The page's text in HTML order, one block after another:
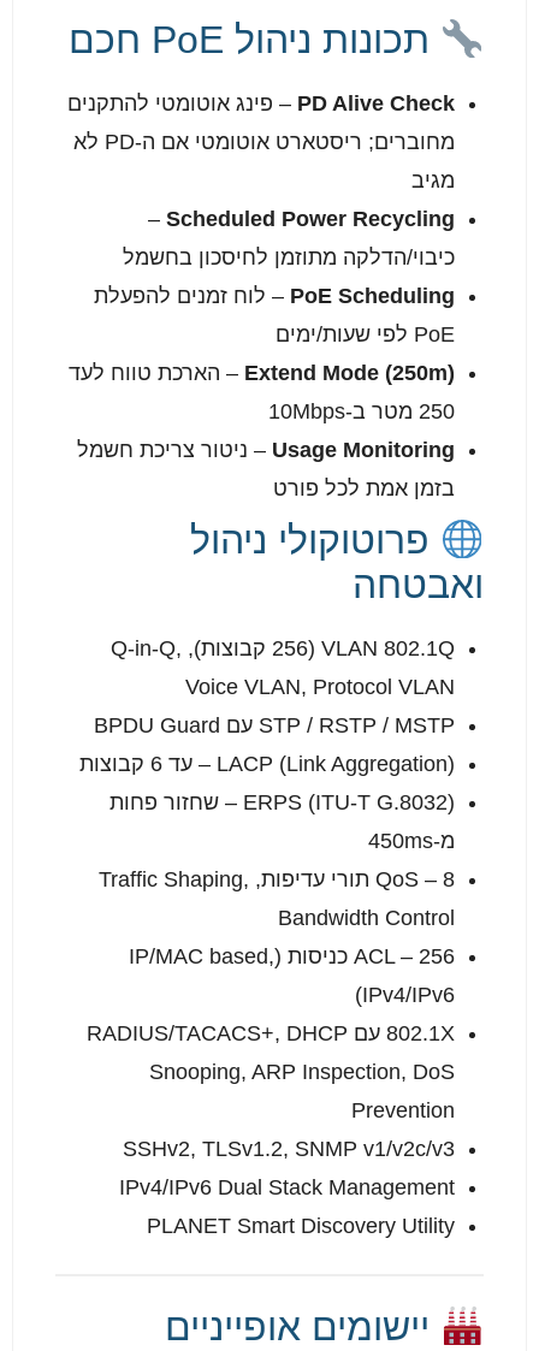
תכונות ניהול PoE חכם
PD Alive Check – פינג אוטומטי להתקנים
מחוברים; ריסטארט אוטומטי אם ה-PD לא
מגיב
Scheduled Power Recycling
–
כיבוי/הדלקה מתוזמן לחיסכון בחשמל
PoE Scheduling – לוח זמנים להפעלת
PoE לפי שעות/ימים
Extend Mode (250m) – הארכת טווח לעד
250 מטר ב-10Mbps
Usage Monitoring – ניטור צריכת חשמל
בזמן אמת לכל פורט
פרוטוקולי ניהול
ואבטחה
VLAN 802.1Q (256 קבוצות), Q-in-Q,
Voice VLAN, Protocol VLAN
STP / RSTP / MSTP עם BPDU Guard
LACP (Link Aggregation) – עד 6 קבוצות
ERPS (ITU-T G.8032) – שחזור פחות
מ-450ms
QoS – 8 תורי עדיפות, Traffic Shaping,
Bandwidth Control
ACL – 256 כניסות (IP/MAC based,
IPv4/IPv6)
802.1X עם RADIUS/TACACS+, DHCP
Snooping, ARP Inspection, DoS
Prevention
SSHv2, TLSv1.2, SNMP v1/v2c/v3
IPv4/IPv6 Dual Stack Management
PLANET Smart Discovery Utility
יישומים אופייניים